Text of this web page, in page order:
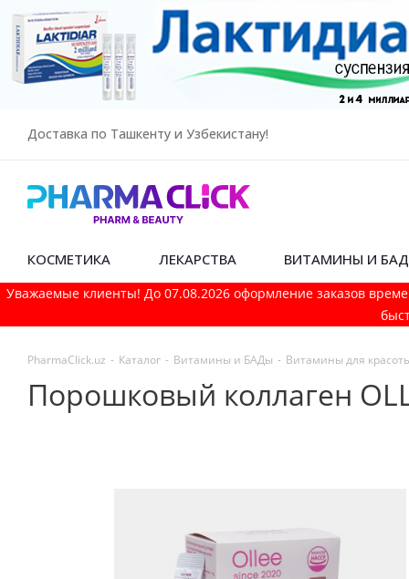
Доставка по Ташкенту и Узбекистану!
КОСМЕТИКА ЛЕКАРСТВА ВИТАМИНЫ И
Уважаемые клиенты! До 07.08.2026 оформление заказов
PharmaСlick.uz - Каталог - Витамины и БАДы - Витамины для
Порошковый коллаген